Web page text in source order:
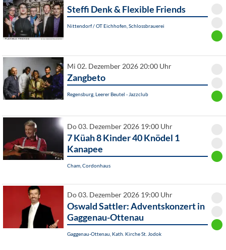
Steffi Denk & Flexible Friends
Nittendorf / OT Eichhofen, Schlossbrauerei
Mi 02. Dezember 2026 20:00 Uhr
Zangbeto
Regensburg, Leerer Beutel - Jazzclub
Do 03. Dezember 2026 19:00 Uhr
7 Küah 8 Kinder 40 Knödel 1
Kanapee
Cham, Cordonhaus
Do 03. Dezember 2026 19:00 Uhr
Oswald Sattler: Adventskonzert in
Gaggenau-Ottenau
Gaggenau-Ottenau, Kath. Kirche St. Jodok